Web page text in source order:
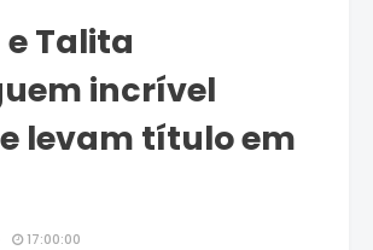
Talita
incrível
levam título em
17:00:00